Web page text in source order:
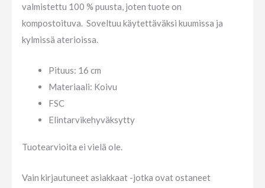
valmistettu 100 % puusta, joten tuote on
kompostoituva. Soveltuu käytettäväksi kuumissa ja
kylmissä aterioissa.
Pituus: 16 cm
Materiaali: Koivu
FSC
Elintarvikehyväksytty
Tuotearvioita ei vielä ole.
Vain kirjautuneet asiakkaat -jotka ovat ostaneet